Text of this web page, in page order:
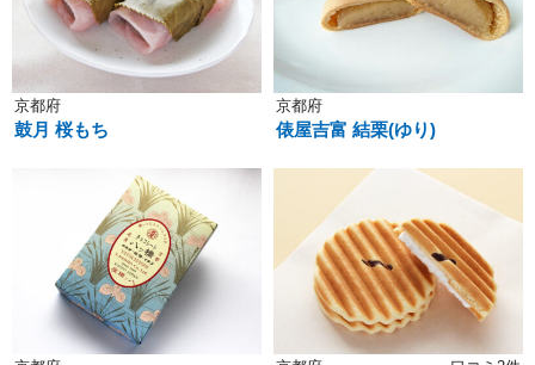
京都府
鼓月 桜もち
京都府
俵屋吉富 結栗(ゆり)